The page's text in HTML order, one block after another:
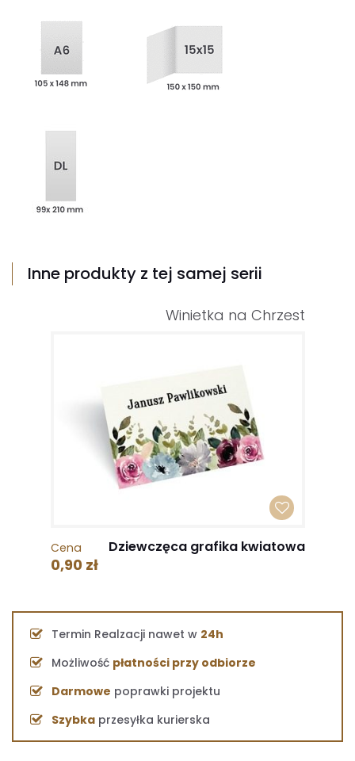
Inne produkty z tej samej serii
Winietka na Chrzest
Cena
0,90 zł
Dziewczęca grafika kwiatowa
Termin Realzacji nawet w 24h
Możliwość płatności przy odbiorze
Darmowe poprawki projektu
Szybka przesyłka kurierska